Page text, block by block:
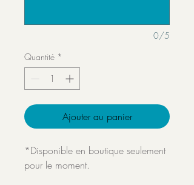
0/5
Quantité *
Ajouter au panier
*Disponible en boutique seulement
pour le moment.